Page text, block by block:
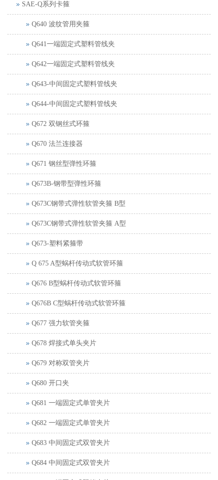
SAE-Q系列卡箍
Q640 波纹管用夹箍
Q641一端固定式塑料管线夹
Q642一端固定式塑料管线夹
Q643-中间固定式塑料管线夹
Q644-中间固定式塑料管线夹
Q672 双钢丝式环箍
Q670 法兰连接器
Q671 钢丝型弹性环箍
Q673B-钢带型弹性环箍
Q673C钢带式弹性软管夹箍 B型
Q673C钢带式弹性软管夹箍 A型
Q673-塑料紧箍带
Q 675 A型蜗杆传动式软管环箍
Q676 B型蜗杆传动式软管环箍
Q676B C型蜗杆传动式软管环箍
Q677 强力软管夹箍
Q678 焊接式单头夹片
Q679 对称双管夹片
Q680 开口夹
Q681 一端固定式单管夹片
Q682 一端固定式单管夹片
Q683 中间固定式双管夹片
Q684 中间固定式双管夹片